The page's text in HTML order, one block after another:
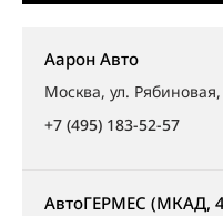
Аарон Авто
Москва, ул.
+7 (495) 183-52-57
АвтоГЕРМЕС (МКАД,